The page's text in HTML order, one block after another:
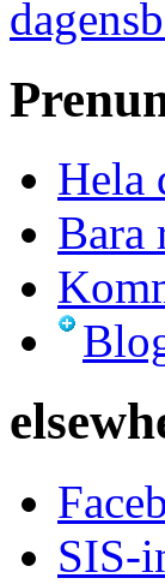
Hela
Bara
SIS-